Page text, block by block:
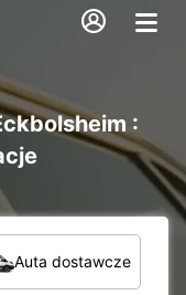
:
Auta dostawcze